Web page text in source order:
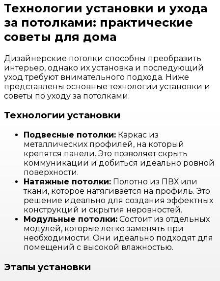
Технологии установки и ухода
за потолками: практические
советы для дома
Дизайнерские потолки способны преобразить
интерьер, однако их установка и последующий
уход требуют внимательного подхода. Ниже
представлены основные технологии установки и
советы по уходу за потолками.
Технологии установки
Подвесные потолки: Каркас из
металлических профилей, на который
крепятся панели. Это позволяет скрыть
коммуникации и добиться идеально ровной
поверхности.
Натяжные потолки: Полотно из ПВХ или
ткани, которое натягивается на профиль. Это
решение идеально для создания эффектных
конструкций и скрытия неровностей.
Модульные потолки: Состоит из отдельных
модулей, которые легко заменять при
необходимости. Они идеально подходят для
помещений с высокой влажностью.
Этапы установки